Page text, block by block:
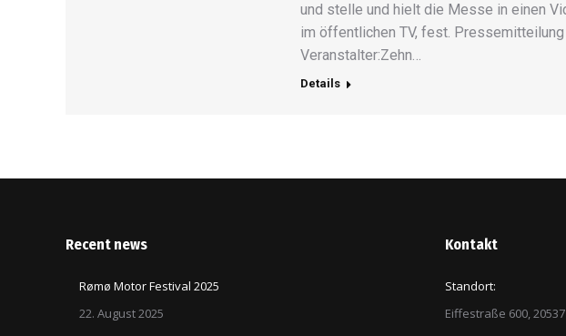
und stelle und hielt die Messe in einen
im öffentlichen TV, fest.
Veranstalter:Zehn…
Details
Recent news
Rømø Motor Festival 2025
22. August 2025
Kontakt
Standort:
Eiffestraße 600,